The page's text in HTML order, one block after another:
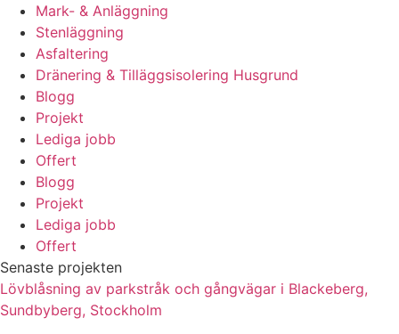
Mark- & Anläggning
Stenläggning
Asfaltering
Dränering & Tilläggsisolering Husgrund
Blogg
Projekt
Lediga jobb
Offert
Blogg
Projekt
Lediga jobb
Offert
Senaste projekten
Lövblåsning av parkstråk och gångvägar i Blackeberg,
Sundbyberg, Stockholm